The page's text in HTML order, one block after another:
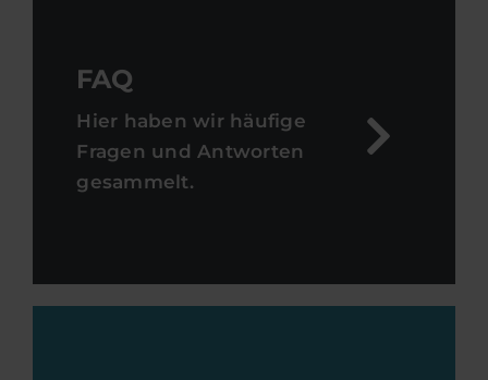
FAQ
Hier haben wir häufige
Fragen und Antworten
gesammelt.